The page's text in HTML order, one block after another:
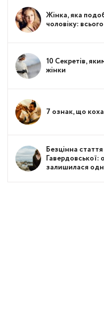
Жінка, яка
чоловіку:
10 Секретів,
жінки
7 ознак, що
Безцінна
Гавердовської:
залишилася